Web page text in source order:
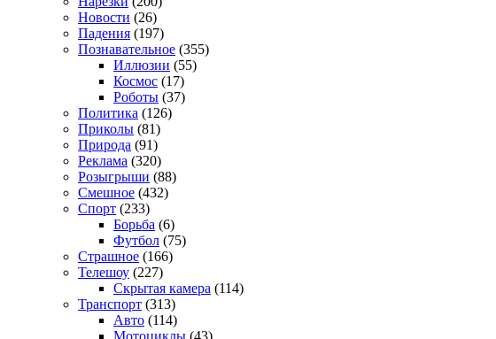
Новости (26)
Падения (197)
Познавательное (355)
Иллюзии (55)
Космос (17)
Роботы (37)
Политика (126)
Приколы (81)
Природа (91)
Реклама (320)
Розыгрыши (88)
Смешное (432)
Спорт (233)
Борьба (6)
Футбол (75)
Страшное (166)
Телешоу (227)
Скрытая камера (114)
Транспорт (313)
Авто (114)
Мотоциклы (43)